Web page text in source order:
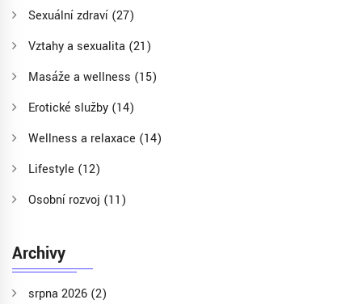
Sexuální zdraví (27)
Vztahy a sexualita (21)
Masáže a wellness (15)
Erotické služby (14)
Wellness a relaxace (14)
Lifestyle (12)
Osobní rozvoj (11)
Archivy
srpna 2026 (2)